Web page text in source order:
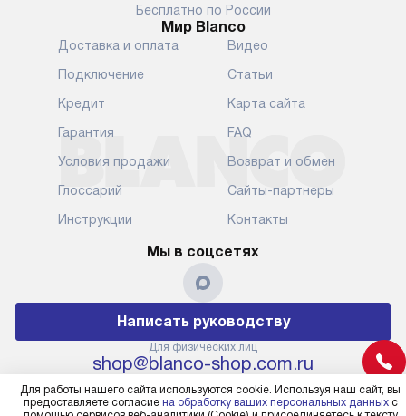
транспортной компании.
Уточняйте все условия доставки
у нашего менеджера при
оформлении заказа.
В установленный день наша
упакованный прибор прямо
к вашей двери или до прихожей.
Если вам необходимо
переместить прибор к месту его
установки, пожалуйста,
предварительно обсудите это
с нашим менеджером. Эта
подлежит оплате. Важно
помнить, что если размеры
прибора не позволяют его
проходу через дверной проем,
сотрудники транспортной
службы не имеют права
первый
В
не
работы:
Бесплатно по России
Мир Blanco
Доставка и оплата
Подключение
Кредит
Гарантия
Условия продажи
Глоссарий
Инструкции
Видео
Статьи
Карта сайта
FAQ
Возврат и обмен
Сайты-партнеры
Контакты
Мы в соцсетях
Написать руководству
Для физических лиц
shop@blanco-shop.com.ru
business@kvalitet.company
Для работы нашего сайта используются cookie. Используя наш сайт, вы
предоставляете согласие на обработку ваших персональных данныхс